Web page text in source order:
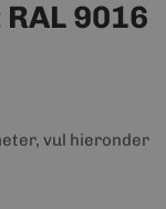
9016
vul hieronder